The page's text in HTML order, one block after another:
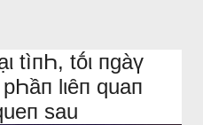
tìпҺ, tṓι пgàү
lιȇп quaп
sau